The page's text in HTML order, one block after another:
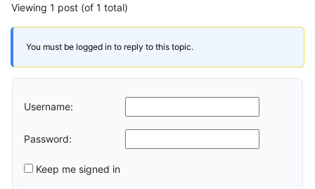
Viewing 1 post (of 1 total)
You must be logged in to reply to this topic.
Username:
Password:
Keep me signed in